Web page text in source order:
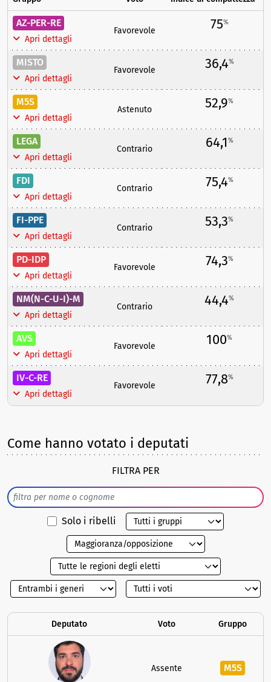
AZ-PER-RE
Apri dettagli
Favorevole 75%
MISTO
Apri dettagli
Favorevole 36,4%
M5S
Apri dettagli
Astenuto 52,9%
LEGA
Apri dettagli
Contrario 64,1%
FDI
Apri dettagli
Contrario 75,4%
FI-PPE
Apri dettagli
Contrario 53,3%
PD-IDP
Apri dettagli
Favorevole 74,3%
NM(N-C-U-I)-M
Apri dettagli
Contrario 44,4%
AVS
Apri dettagli
Favorevole 100%
IV-C-RE
Apri dettagli
Favorevole 77,8%
Come hanno votato i deputati
FILTRA PER
Solo i ribelli
Deputato Voto Gruppo
Assente M5S